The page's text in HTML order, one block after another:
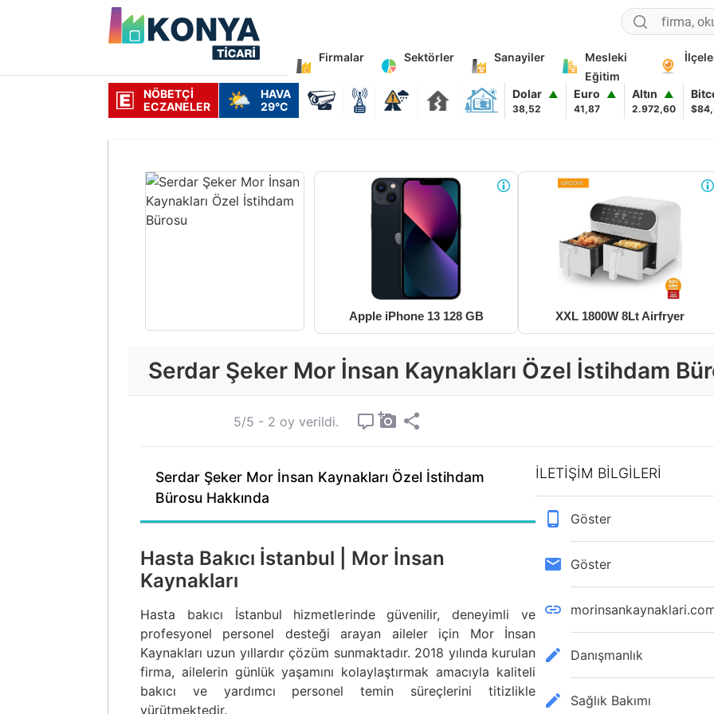
Firmalar Sektörler Sanayiler
Mesleki
Eğitim
NÖBETÇI
ECZANELER
🌤️
HAVA
29°C
Dolar ▲
38,52
Euro
▲
41,87
Altın
▲
2.972,60
Apple iPhone 13 128 GB XXL 1800W 8Lt Airfryer
Serdar Şeker Mor İnsan Kaynakları Özel İstihdam
5/5 - 2 oy verildi.
Serdar Şeker Mor İnsan Kaynakları Özel İstihdam
Bürosu Hakkında
Hasta Bakıcı İstanbul | Mor İnsan
Kaynakları
Hasta bakıcı İstanbul hizmetlerinde güvenilir, deneyimli ve
profesyonel personel desteği arayan aileler için Mor İnsan
Kaynakları uzun yıllardır çözüm sunmaktadır. 2018 yılında kurulan
firma, ailelerin günlük yaşamını kolaylaştırmak amacıyla kaliteli
bakıcı ve yardımcı personel temin süreçlerini titizlikle
yürütmektedir.
İLETİŞİM BİLGİLERİ
Göster
Göster
Danışmanlık
Sağlık Bakımı